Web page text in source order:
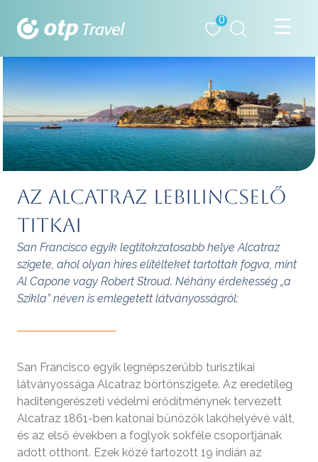
0
Az Alcatraz lebilincselő
titkai
San Francisco egyik legtitokzatosabb helye Alcatraz
szigete, ahol olyan híres elítélteket tartottak fogva, mint
Al Capone vagy Robert Stroud. Néhány érdekesség „a
Szikla” néven is emlegetett látványosságról:
San Francisco egyik legnépszerűbb turisztikai
látványossága Alcatraz börtönszigete. Az eredetileg
haditengerészeti védelmi erődítménynek tervezett
Alcatraz 1861-ben katonai bűnözők lakóhelyévé vált,
és az első években a foglyok sokféle csoportjának
adott otthont. Ezek közé tartozott 19 indián az